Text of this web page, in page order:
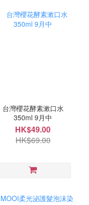
台灣櫻花酵素漱口水
350ml 9月中
HK$49.00
HK$69.00